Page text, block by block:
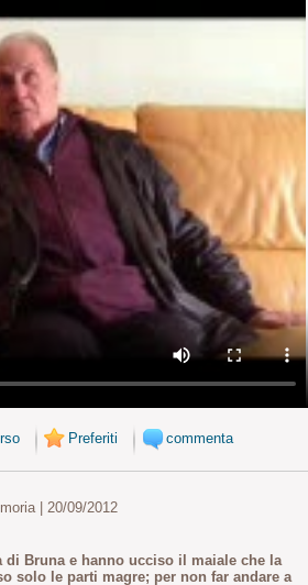
Preferiti commenta
| 20/09/2012
Bruna e hanno ucciso il maiale che la
solo le parti magre; per non far andare a